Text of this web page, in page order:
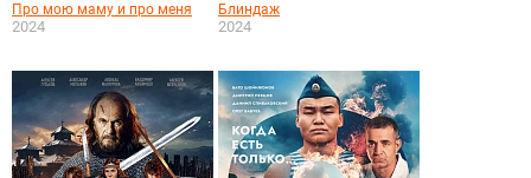
Про мою маму и про меня
2024
Блиндаж
2024